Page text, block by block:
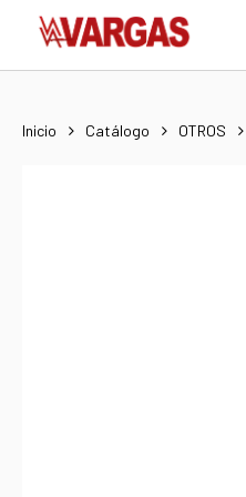
main
Inicio Catálogo OTROS